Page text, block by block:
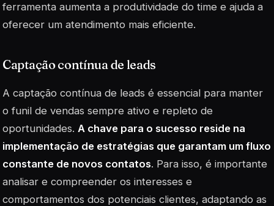
ferramenta aumenta a produtividade do time e ajuda a
oferecer um atendimento mais eficiente.
Captação contínua de leads
A captação contínua de leads é essencial para manter
o funil de vendas sempre ativo e repleto de
oportunidades. A chave para o sucesso reside na
implementação de estratégias que garantam um fluxo
constante de novos contatos. Para isso, é importante
analisar e compreender os interesses e
comportamentos dos potenciais clientes, adaptando as